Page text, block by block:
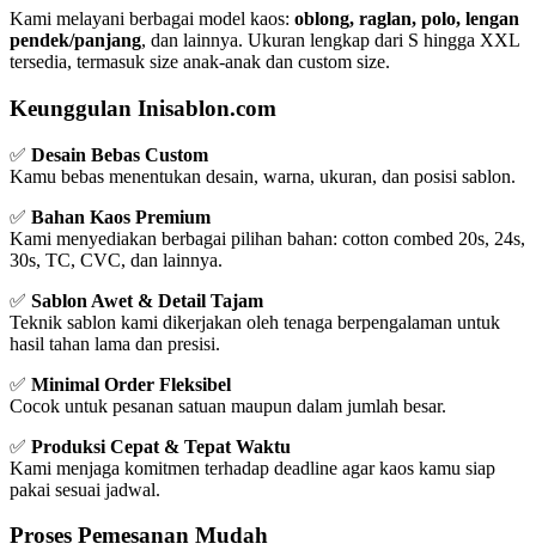
Kami melayani berbagai model kaos: oblong, raglan, polo, lengan
pendek/panjang, dan lainnya. Ukuran lengkap dari S hingga XXL
tersedia, termasuk size anak-anak dan custom size.
Keunggulan Inisablon.com
✅ Desain Bebas Custom
Kamu bebas menentukan desain, warna, ukuran, dan posisi sablon.
✅ Bahan Kaos Premium
Kami menyediakan berbagai pilihan bahan: cotton combed 20s, 24s,
30s, TC, CVC, dan lainnya.
✅ Sablon Awet & Detail Tajam
Teknik sablon kami dikerjakan oleh tenaga berpengalaman untuk
hasil tahan lama dan presisi.
✅ Minimal Order Fleksibel
Cocok untuk pesanan satuan maupun dalam jumlah besar.
✅ Produksi Cepat & Tepat Waktu
Kami menjaga komitmen terhadap deadline agar kaos kamu siap
pakai sesuai jadwal.
Proses Pemesanan Mudah